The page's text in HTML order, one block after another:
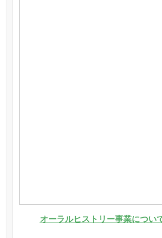
オーラルヒストリー事業につい